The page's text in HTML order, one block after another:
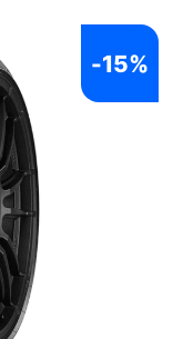
-15%